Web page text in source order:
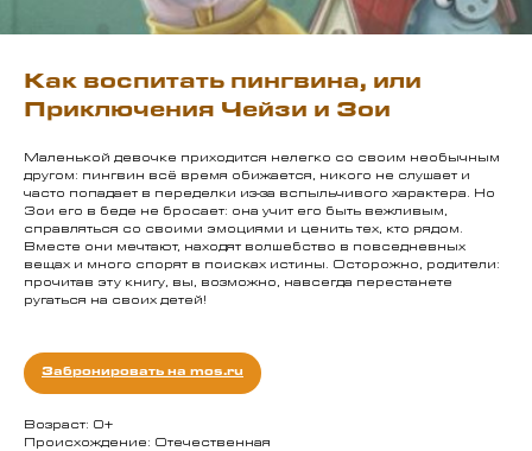
Как воспитать пингвина, или
Приключения Чейзи и Зои
Маленькой девочке приходится нелегко со своим необычным
другом: пингвин всё время обижается, никого не слушает и
часто попадает в переделки из-за вспыльчивого характера. Но
Зои его в беде не бросает: она учит его быть вежливым,
справляться со своими эмоциями и ценить тех, кто рядом.
Вместе они мечтают, находят волшебство в повседневных
вещах и много спорят в поисках истины. Осторожно, родители:
прочитав эту книгу, вы, возможно, навсегда перестанете
ругаться на своих детей!
Забронировать на mos.ru
Возраст: 0+
Происхождение: Отечественная